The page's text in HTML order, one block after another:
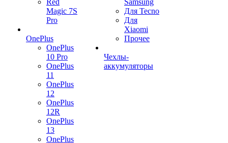
Red
Magic 7S
Pro
OnePlus
OnePlus
10 Pro
OnePlus
11
OnePlus
12
OnePlus
12R
OnePlus
13
OnePlus
Samsung
Для Tecno
Для
Xiaomi
Прочее
Чехлы-
аккумуляторы